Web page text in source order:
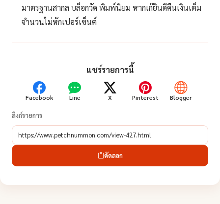
มาตรฐานสากล บล็อกวัด พิมพ์นิยม หากเก๊ยินดีคืนเงินเต็ม
จำนวนไม่หักเปอร์เซ็นต์
แชร์รายการนี้
Facebook Line X Pinterest Blogger
ลิงก์รายการ
คัดลอก